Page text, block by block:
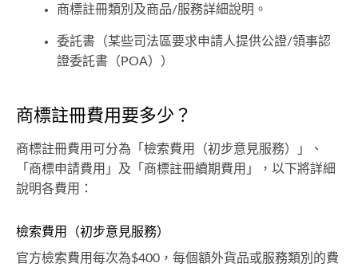
商標註冊類別及商品/服務詳細說明。
委託書（某些司法區要求申請人提供公證/領事認
證委託書（POA））
商標註冊費用要多少？
商標註冊費用可分為「檢索費用（初步意見服務）」、
「商標申請費用」及「商標註冊續期費用」，以下將詳細
說明各費用：
檢索費用（初步意見服務）
官方檢索費用每次為$400，每個額外貨品或服務類別的費